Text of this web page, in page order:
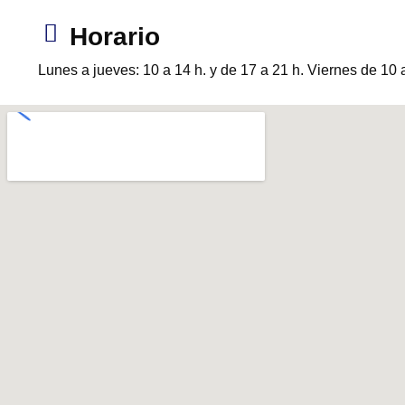
Horario
Lunes a jueves: 10 a 14 h. y de 17 a 21 h. Viernes de 10